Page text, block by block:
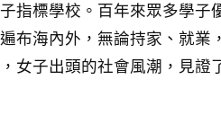
指標學校。百年來眾多學子
布海內外，無論持家、就
女子出頭的社會風潮，見證